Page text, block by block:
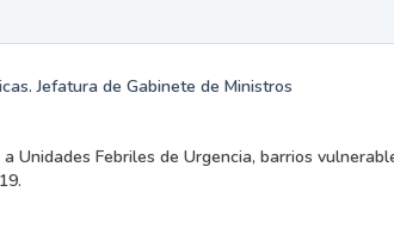
Jefatura de Gabinete de Ministros
Unidades Febriles de Urgencia, barrios